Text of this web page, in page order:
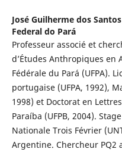
José Guilherme dos
Federal do Pará
Professeur associé et
d’Études Anthropiques en
Fédérale du Pará (UFPA).
portugaise (UFPA, 1992),
1998) et Doctorat en
Paraíba (UFPB, 2004).
Nationale Trois Février
Argentine. Chercheur PQ2